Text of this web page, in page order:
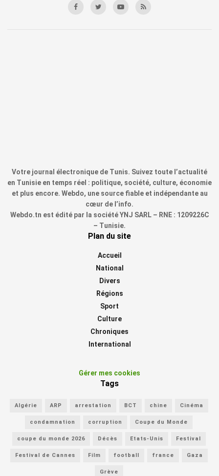
Votre journal électronique de Tunis. Suivez toute l’actualité
en Tunisie en temps réel : politique, société, culture, économie
et plus encore. Webdo, une source fiable et indépendante au
cœur de l’info.
Webdo.tn est édité par la société YNJ SARL – RNE : 1209226C
– Tunisie.
Plan du site
Accueil
National
Divers
Régions
Sport
Culture
Chroniques
International
Gérer mes cookies
Tags
Algérie ARP arrestation BCT chine Cinéma
condamnation corruption Coupe du Monde
coupe du monde 2026 Décès Etats-Unis Festival
Festival de Cannes Film football france Gaza
Grève